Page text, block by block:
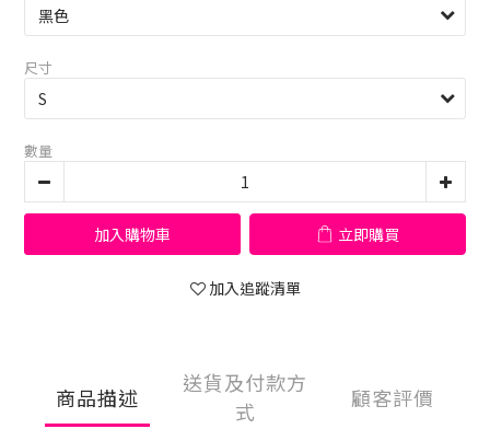
尺寸
數量
加入購物車 立即購買
加入追蹤清單
商品描述
送貨及付款方
式
顧客評價